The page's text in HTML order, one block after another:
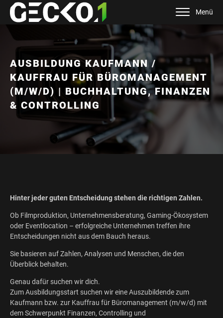
Menü
AUSBILDUNG KAUFMANN /
KAUFFRAU FÜR BÜROMANAGEMENT
(M/W/D) | BUCHHALTUNG, FINANZEN
& CONTROLLING
Hinter jeder guten Entscheidung stehen die richtigen Zahlen.
Ob Filmproduktion, Unternehmensberatung, Gaming-Ökosystem
oder Eventlocation – erfolgreiche Unternehmen treffen ihre
Entscheidungen nicht aus dem Bauch heraus.
Sie basieren auf Zahlen, Analysen und Menschen, die den
Überblick behalten.
Genau dafür suchen wir dich.
Zum Ausbildungsstart suchen wir eine Auszubildende zum
Kaufmann bzw. zur Kauffrau für Büromanagement (m/w/d) mit
dem Schwerpunkt Finanzen, Controlling und